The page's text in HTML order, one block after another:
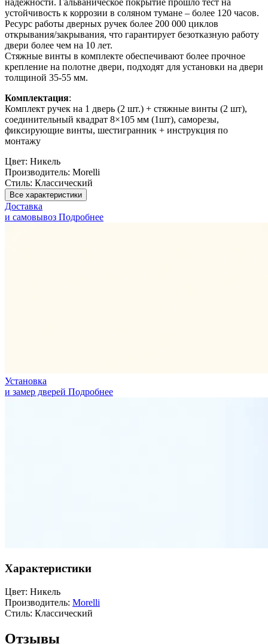
надежности. Гальваническое покрытие прошло тест на
устойчивость к коррозии в соляном тумане – более 120 часов.
Ресурс работы дверных ручек более 200 000 циклов
открывания/закрывания, что гарантирует безотказную работу
двери более чем на 10 лет.
Стяжные винты в комплекте обеспечивают более прочное
крепление на полотне двери, подходят для установки на двери
толщиной 35-55 мм.
Комплектация:
Комплект ручек на 1 дверь (2 шт.) + стяжные винты (2 шт),
соединительный квадрат 8×105 мм (1шт), саморезы,
фиксирующие винты, шестигранник + инструкция по
монтажу
Цвет: Никель
Производитель: Morelli
Стиль: Классический
Все характеристики
Доставка
и самовывоз Подробнее
Установка
и замер дверей Подробнее
Характеристики
Цвет: Никель
Производитель: Morelli
Стиль: Классический
Отзывы